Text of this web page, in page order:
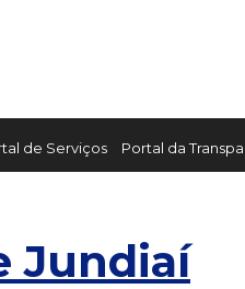
de Serviços Portal da
Jundiaí